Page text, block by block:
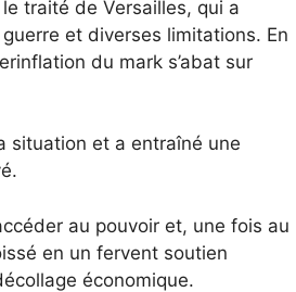
traité de Versailles, qui a
et diverses limitations. En
du mark s’abat sur
situation et a entraîné une
au pouvoir et, une fois au
en un fervent soutien
économique.